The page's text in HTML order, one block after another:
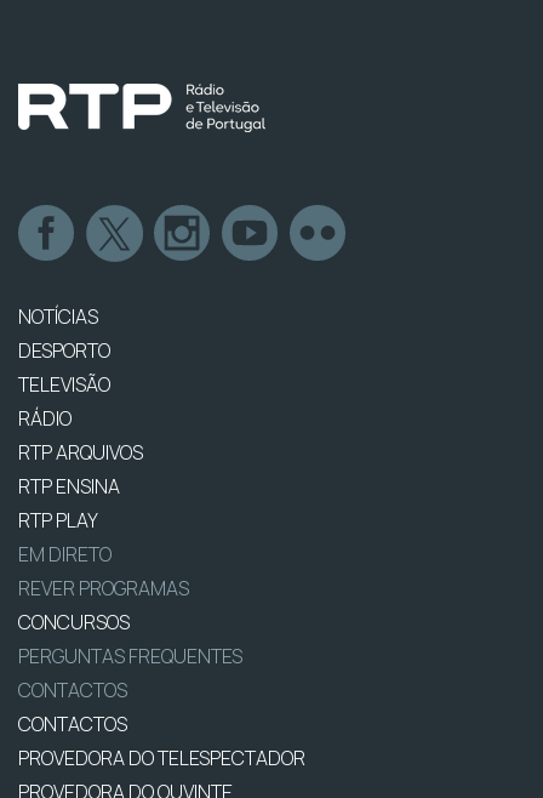
NOTÍCIAS
DESPORTO
TELEVISÃO
RÁDIO
RTP ARQUIVOS
RTP ENSINA
RTP PLAY
EM DIRETO
REVER PROGRAMAS
CONCURSOS
PERGUNTAS FREQUENTES
CONTACTOS
CONTACTOS
PROVEDORA DO TELESPECTADOR
PROVEDORA DO OUVINTE